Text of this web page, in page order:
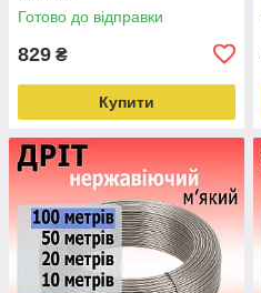
Готово до відправки
829 ₴
Купити